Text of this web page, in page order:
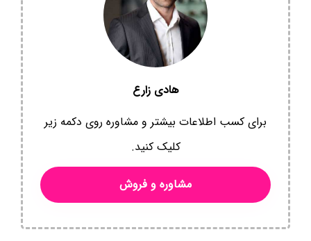
هادی زارع
برای کسب اطلاعات بیشتر و مشاوره روی دکمه زیر
کلیک کنید.
مشاوره و فروش